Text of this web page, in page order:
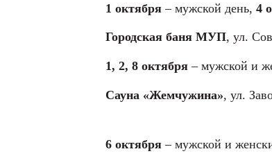
1 октября– мужской день, 4
Городская баня МУП, ул.
1, 2, 8 октября– мужской и
Сауна «Жемчужина», ул.
6 октября– мужской и